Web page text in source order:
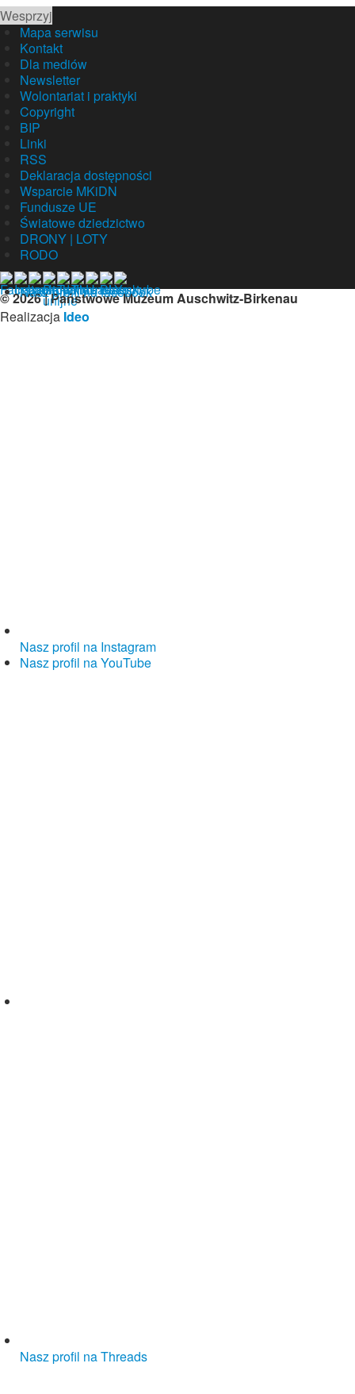
Wesprzyj
Mapa serwisu
Kontakt
Dla mediów
Newsletter
Wolontariat i praktyki
Copyright
BIP
Linki
RSS
Deklaracja dostępności
Wsparcie MKiDN
Fundusze UE
Światowe dziedzictwo
DRONY | LOTY
RODO
© 2026 | Państwowe Muzeum Auschwitz-Birkenau
Realizacja Ideo
Nasz profil na facebook
Nasz profil na Instagram
Nasz profil na YouTube
Nasz profil na Threads